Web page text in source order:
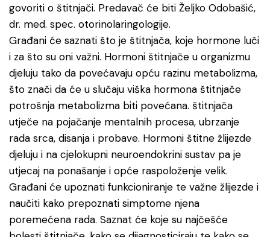
govoriti o štitnjači. Predavač će biti Željko Odobašić,
dr. med. spec. otorinolaringologije.
Građani će saznati što je štitnjača, koje hormone luči
i za što su oni važni. Hormoni štitnjače u organizmu
djeluju tako da povećavaju opću razinu metabolizma,
što znači da će u slučaju viška hormona štitnjače
potrošnja metabolizma biti povećana. štitnjača
utječe na pojačanje mentalnih procesa, ubrzanje
rada srca, disanja i probave. Hormoni štitne žlijezde
djeluju i na cjelokupni neuroendokrini sustav pa je
utjecaj na ponašanje i opće raspoloženje velik.
Građani će upoznati funkcioniranje te važne žlijezde i
naučiti kako prepoznati simptome njena
poremećena rada. Saznat će koje su najčešće